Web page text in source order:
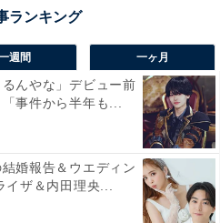
週間 一ヶ月
るんやな」デビュー前
事件から半年も...
婚報告＆ウエディン
イザ＆内田理央...